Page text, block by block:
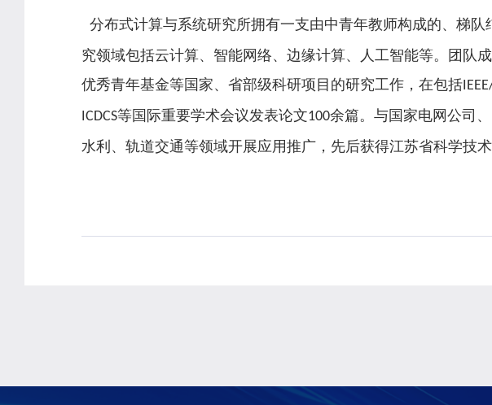
分布式计算与系统研究所拥有一支由中青年教师构成的、梯
究领域包括云计算、智能网络、边缘计算、人工智能等。团队
优秀青年基金等国家、省部级科研项目的研究工作，在包括
ICDCS等国际重要学术会议发表论文100余篇。与国家电网公司
水利、轨道交通等领域开展应用推广，先后获得江苏省科学技